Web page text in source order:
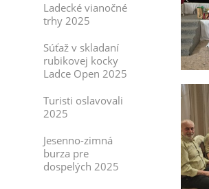
Ladecké vianočné
trhy 2025
Súťaž v skladaní
rubikovej kocky
Ladce Open 2025
Turisti oslavovali
2025
Jesenno-zimná
burza pre
dospelých 2025